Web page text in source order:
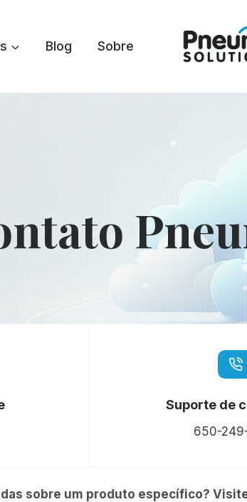
Blog Sobre
Suporte de
650-
sobre um produto específico?